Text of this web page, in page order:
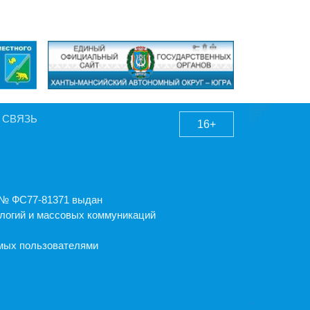
№ ФС77-81371 выдан
и массовых коммуникаций
пользователями
16+